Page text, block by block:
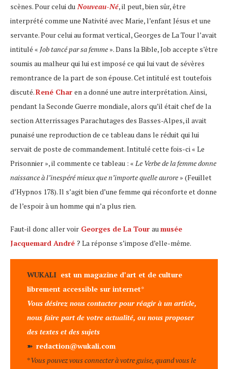
scènes. Pour celui duNouveau-Né, il peut, bien sûr, être
interprété comme une Nativité avec Marie, l’enfant Jésus et une
servante. Pour celui au format vertical, Georges de La Tour l’avait
intitulé « Job tancé par sa femme ». Dans la Bible, Job accepte s’être
soumis au malheur qui lui est imposé ce qui lui vaut de sévères
remontrance de la part de son épouse. Cet intitulé est toutefois
discuté.René Char en a donné une autre interprétation. Ainsi,
pendant la Seconde Guerre mondiale, alors qu’il était chef de la
section Atterrissages Parachutages des Basses-Alpes, il avait
punaisé une reproduction de ce tableau dans le réduit qui lui
servait de poste de commandement. Intitulé cette fois-ci « Le
Prisonnier », il commente ce tableau : « Le Verbe de la femme donne
naissance à l’inespéré mieux que n’importe quelle aurore » (Feuillet
d’Hypnos 178). Il s’agit bien d’une femme qui réconforte et donne
de l’espoir à un homme qui n’a plus rien.
Faut-il donc aller voir Georges de La Tour aumusée
Jacquemard André ? La réponse s’impose d’elle-même.
WUKALI est un magazine d’art et de culture
librement accessible sur internet*
Vous désirez nous contacter pour réagir à un article,
nous faire part de votre actualité, ou nous proposer
des textes et des sujets
➽redaction@wukali.com
*Vous pouvez vous connecter à votre guise, quand vous le